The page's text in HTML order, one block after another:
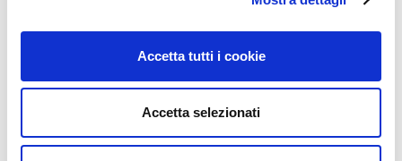
Accetta tutti i cookie
Accetta selezionati
www.ntn-snr.com